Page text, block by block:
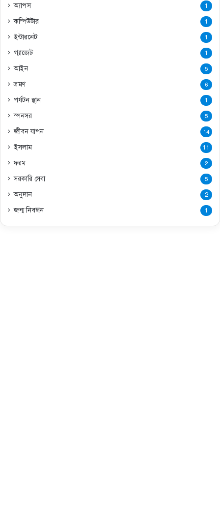
অ্যাপস 1
কম্পিউটার 1
ইন্টারনেট 1
গ্যাজেট 1
আইন 5
ভ্রমণ 6
পর্যটন স্থান 1
স্পনসর 5
জীবন যাপন 14
ইসলাম 11
ফরম 2
সরকারি সেবা 5
অনুদান 2
জন্ম নিবন্ধন 1